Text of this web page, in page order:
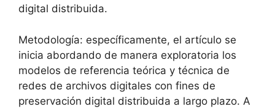
digital distribuida.
Metodología: específicamente, el artículo se
inicia abordando de manera exploratoria los
modelos de referencia teórica y técnica de
redes de archivos digitales con fines de
preservación digital distribuida a largo plazo. A